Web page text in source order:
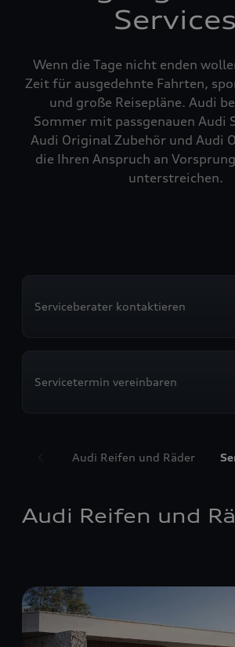
Services
Wenn die Tage nicht enden
Zeit für ausgedehnte Fahrten,
und große Reisepläne. Audi
Sommer mit passgenauen Audi
Audi Original Zubehör und Audi
die Ihren Anspruch an
unterstreichen.
Serviceberater kontaktieren
Servicetermin vereinbaren
Audi Reifen und Räder
Audi Reifen und